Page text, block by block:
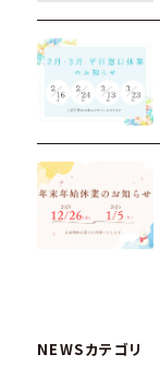
NEWSカテゴリ